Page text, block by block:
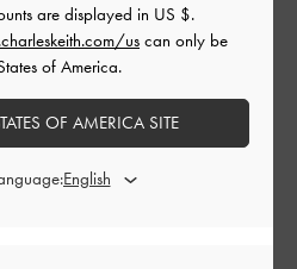
ーは役に立ちましたか？
are displayed in US $.
uscan only be
of America.
OF AMERICA SITE